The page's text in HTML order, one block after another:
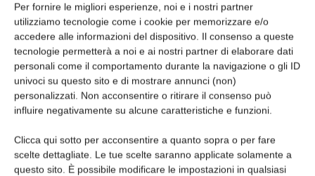
Per fornire le migliori esperienze, noi e i nostri partner
utilizziamo tecnologie come i cookie per memorizzare e/o
accedere alle informazioni del dispositivo. Il consenso a queste
tecnologie permetterà a noi e ai nostri partner di elaborare dati
personali come il comportamento durante la navigazione o gli ID
univoci su questo sito e di mostrare annunci (non)
personalizzati. Non acconsentire o ritirare il consenso può
influire negativamente su alcune caratteristiche e funzioni.
Clicca qui sotto per acconsentire a quanto sopra o per fare
scelte dettagliate. Le tue scelte saranno applicate solamente a
questo sito. È possibile modificare le impostazioni in qualsiasi
Caterina Pinarelli 18 Ottobre 2008
Leggi la rivista